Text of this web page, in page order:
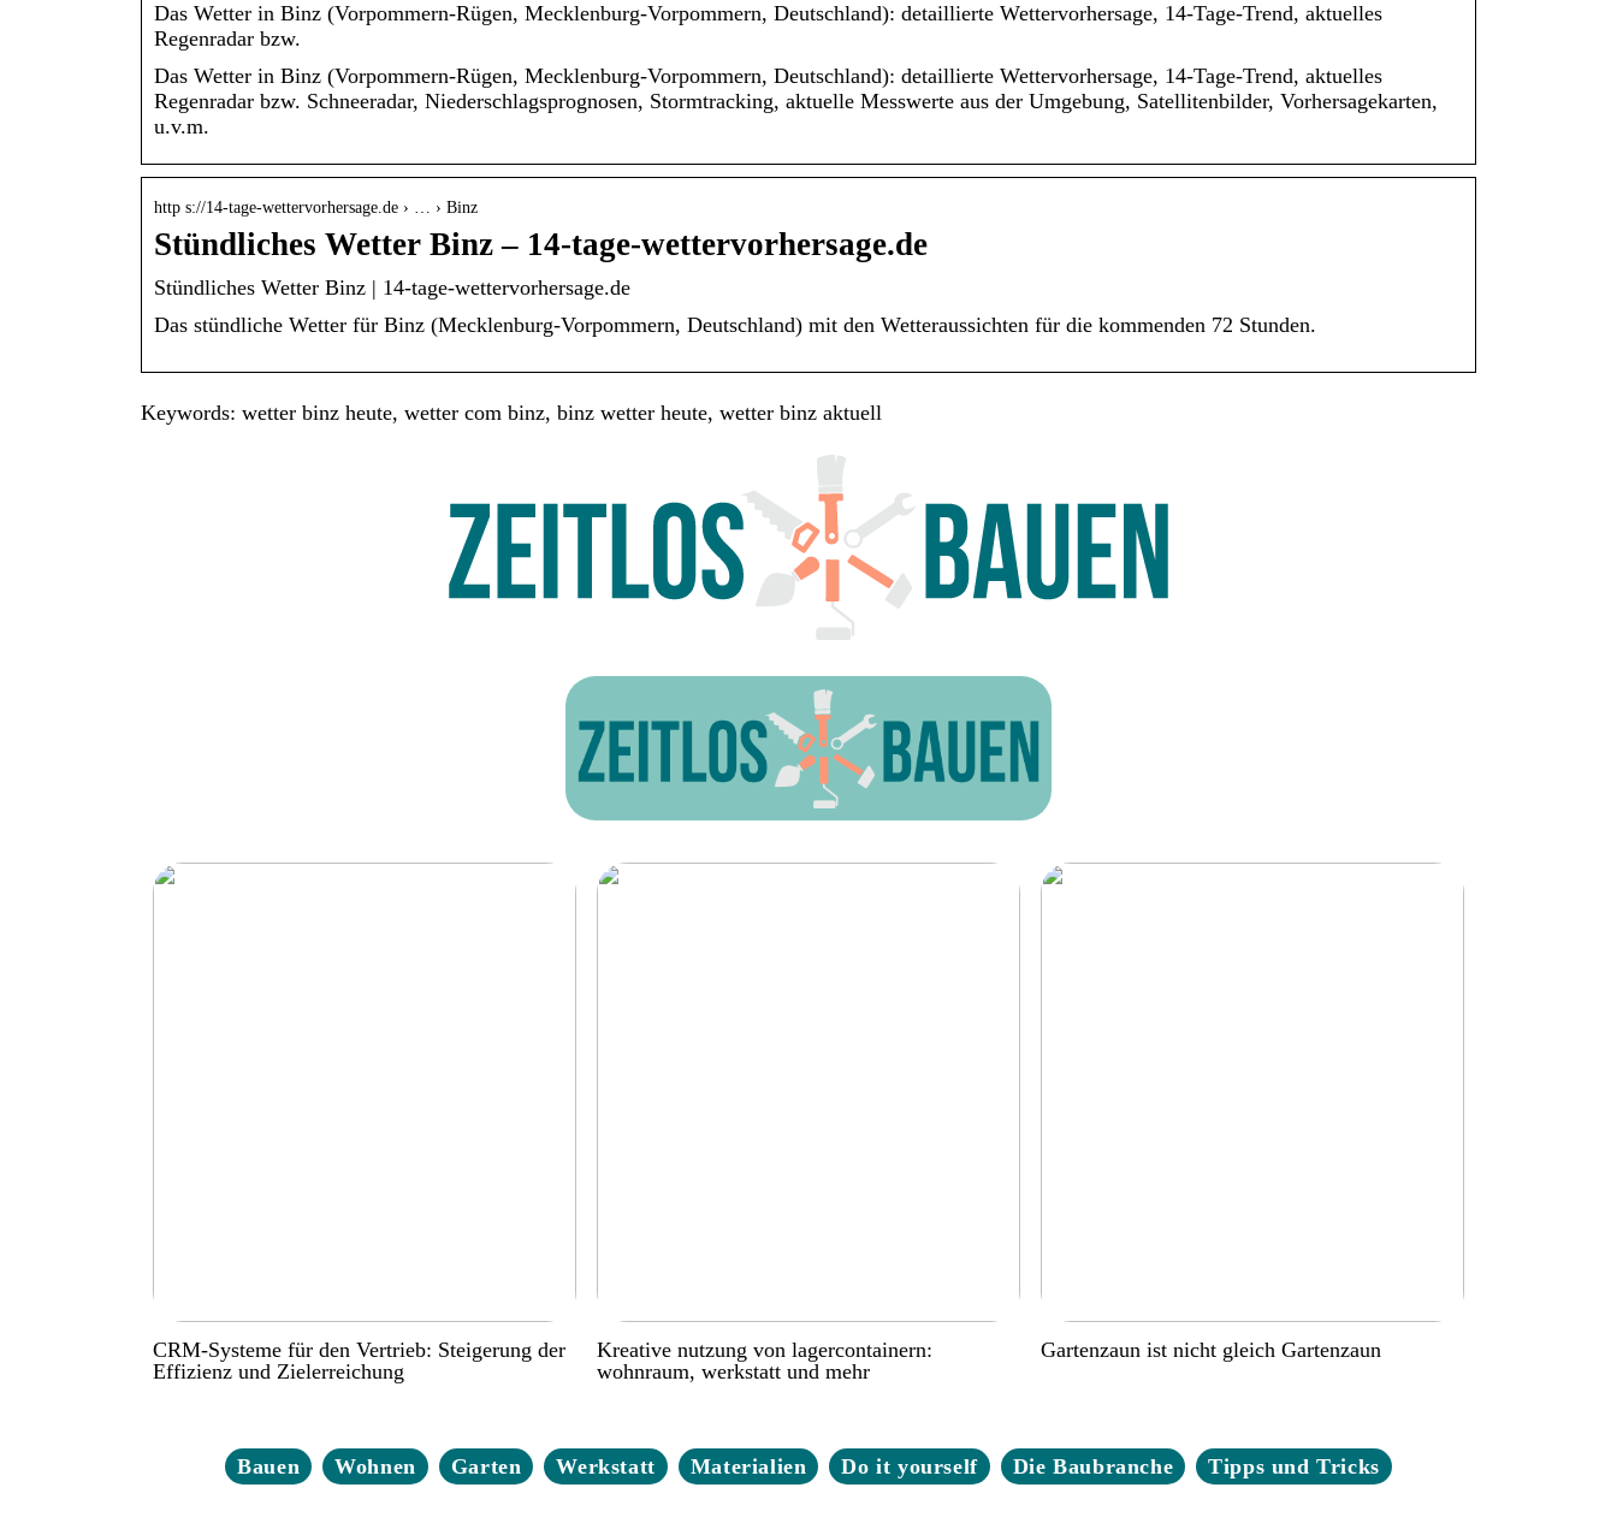
Das Wetter in Binz (Vorpommern-Rügen, Mecklenburg-Vorpommern, Deutschland): detaillierte Wettervorhersage, 14-Tage-Trend, aktuelles
Regenradar bzw.
Das Wetter in Binz (Vorpommern-Rügen, Mecklenburg-Vorpommern, Deutschland): detaillierte Wettervorhersage, 14-Tage-Trend, aktuelles
Regenradar bzw. Schneeradar, Niederschlagsprognosen, Stormtracking, aktuelle Messwerte aus der Umgebung, Satellitenbilder, Vorhersagekarten,
u.v.m.
http s://14-tage-wettervorhersage.de › … › Binz
Stündliches Wetter Binz – 14-tage-wettervorhersage.de
Stündliches Wetter Binz | 14-tage-wettervorhersage.de
Das stündliche Wetter für Binz (Mecklenburg-Vorpommern, Deutschland) mit den Wetteraussichten für die kommenden 72 Stunden.
Keywords: wetter binz heute, wetter com binz, binz wetter heute, wetter binz aktuell
CRM-Systeme für den Vertrieb: Steigerung der
Effizienz und Zielerreichung
Kreative nutzung von lagercontainern:
wohnraum, werkstatt und mehr
Gartenzaun ist nicht gleich Gartenzaun
Bauen Wohnen Garten Werkstatt Materialien Do it yourself Die Baubranche Tipps und Tricks